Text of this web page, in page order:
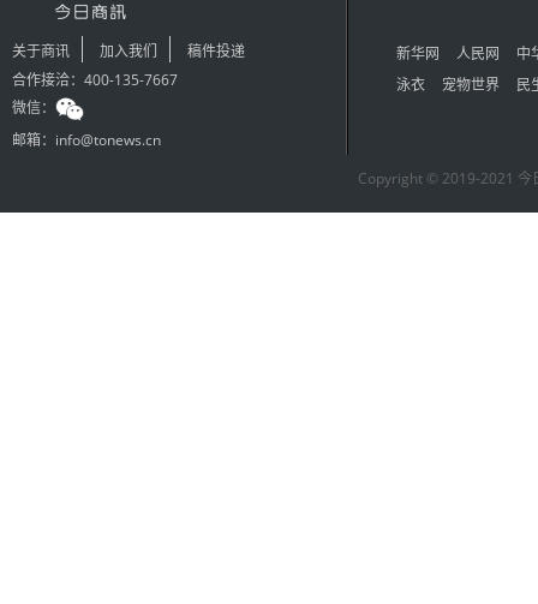
关于商讯 加入我们
稿件投递
合作接洽：400-135-7667
微信：
邮箱：info@tonews.cn
新华网 人民网
中
泳衣
宠物世界 民
Copyright © 2019-2021 今